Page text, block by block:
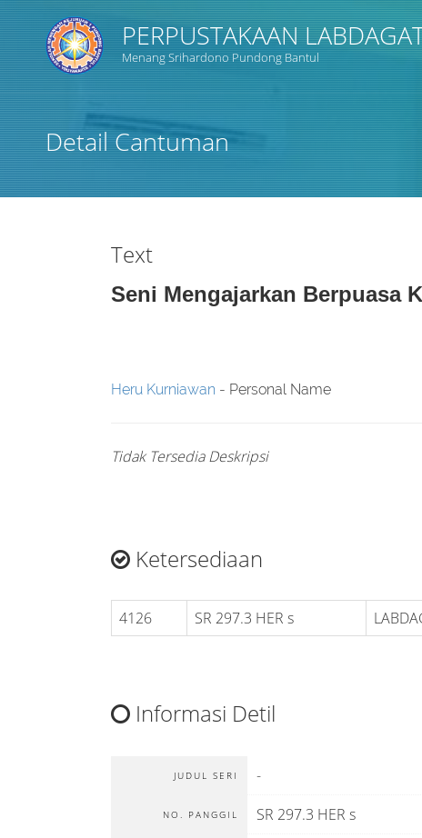
PERPUSTAKAAN
Menang Srihardono Pundong Bantul
Detail Cantuman
Text
Seni Mengajarkan Berpuasa
Heru Kurniawan - Personal Name
Tidak Tersedia Deskripsi
Ketersediaan
4126 SR 297.3 HER s
Informasi Detil
JUDUL SERI -
NO. PANGGIL SR 297.3 HER s
Subyek